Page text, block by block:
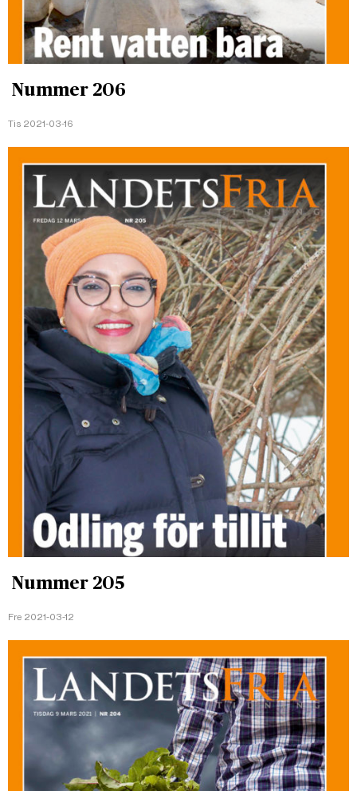
Nummer 206
Tis 2021-03-16
Nummer 205
Fre 2021-03-12